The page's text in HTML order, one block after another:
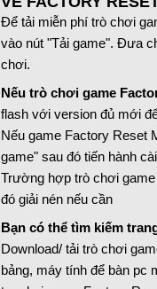
Để tải miễn phí trò chơi
vào nút "Tải game". Đưa
chơi.
Nếu trò chơi game
flash với version đủ mới
Nếu game Factory Reset
game" sau đó tiến hành
Trường hợp trò chơi
đó giải nén nếu cần
Bạn có thể tìm kiếm
Download/ tải trò chơi
bảng, máy tính để bàn pc